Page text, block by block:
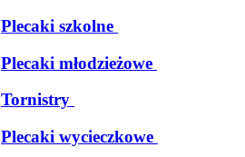
Plecaki szkolne
Plecaki młodzieżowe
Tornistry
Plecaki wycieczkowe